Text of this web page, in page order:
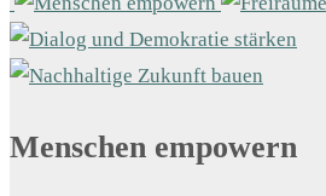
Menschen empowern